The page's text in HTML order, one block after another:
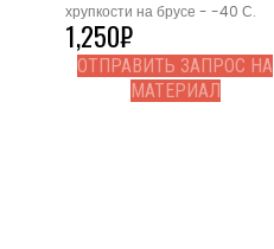
хрупкости на брусе - -40 С.
1,250₽
ОТПРАВИТЬ ЗАПРОС НА
МАТЕРИАЛ